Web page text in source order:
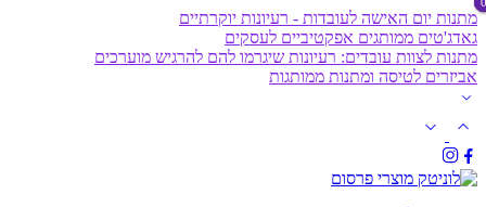
מתנות יום האישה לעובדות - רעיונות יוקרתיים
גאדג'טים ממותגים אפקטיביים לעסקים
מתנות לצוות עובדים: רעיונות שיגרמו להם להרגיש מוערכים
אביזרים לטיסה ומתנות ממותגות